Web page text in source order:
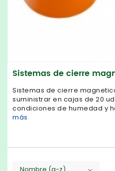
Sistemas de cierre
Sistemas de cierre
suministrar en cajas de 20
condiciones de humedad y
más